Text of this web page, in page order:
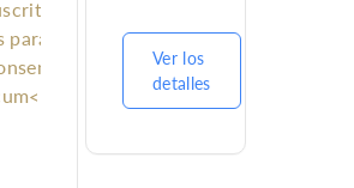
para
i>
prosa
Estructura
de un texto
fragmentario
Ver los
detalles